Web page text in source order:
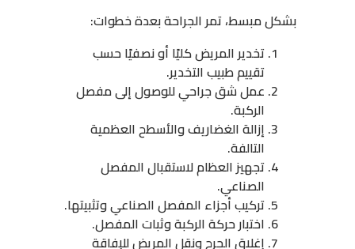
بشكل مبسط، تمر الجراحة بعدة خطوات:
تخدير المريض كليًا أو نصفيًا حسب
تقييم طبيب التخدير.
عمل شق جراحي للوصول إلى مفصل
الركبة.
إزالة الغضاريف والأسطح العظمية
التالفة.
تجهيز العظام لاستقبال المفصل
الصناعي.
تركيب أجزاء المفصل الصناعي وتثبيتها.
اختبار حركة الركبة وثبات المفصل.
إغلاق الجرح ونقل المريض للإفاقة